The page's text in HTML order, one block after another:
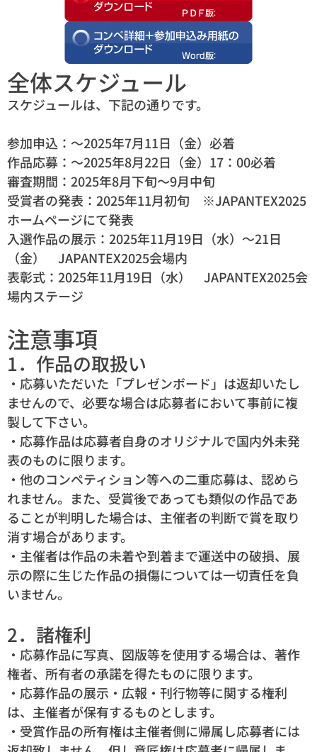
全体スケジュール
スケジュールは、下記の通りです。
参加申込：～2025年7月11日（金）必着
作品応募：～2025年8月22日（金）17：00必着
審査期間：2025年8月下旬～9月中旬
受賞者の発表：2025年11月初旬 ※JAPANTEX2025
ホームページにて発表
入選作品の展示：2025年11月19日（水）～21日
（金） JAPANTEX2025会場内
表彰式：2025年11月19日（水） JAPANTEX2025会
場内ステージ
注意事項
1．作品の取扱い
・応募いただいた「プレゼンボード」は返却いたし
ませんので、必要な場合は応募者において事前に複
製して下さい。
・応募作品は応募者自身のオリジナルで国内外未発
表のものに限ります。
・他のコンペティション等への二重応募は、認めら
れません。また、受賞後であっても類似の作品であ
ることが判明した場合は、主催者の判断で賞を取り
消す場合があります。
・主催者は作品の未着や到着まで運送中の破損、展
示の際に生じた作品の損傷については一切責任を負
いません。
2．諸権利
・応募作品に写真、図版等を使用する場合は、著作
権者、所有者の承諾を得たものに限ります。
・応募作品の展示・広報・刊行物等に関する権利
は、主催者が保有するものとします。
・受賞作品の所有権は主催者側に帰属し応募者には